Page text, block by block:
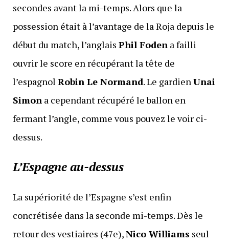
secondes avant la mi-temps. Alors que la
possession était à l’avantage de la Roja depuis le
début du match, l’anglais Phil Fodena failli
ouvrir le score en récupérant la tête de
l’espagnol Robin Le Normand. Le gardienUnai
Simona cependant récupéré le ballon en
fermant l’angle, comme vous pouvez le voir ci-
dessus.
L’Espagneau-dessus
La supériorité de l’Espagne s’est enfin
concrétisée dans la seconde mi-temps. Dès le
retour des vestiaires (47e),Nico Williams seul